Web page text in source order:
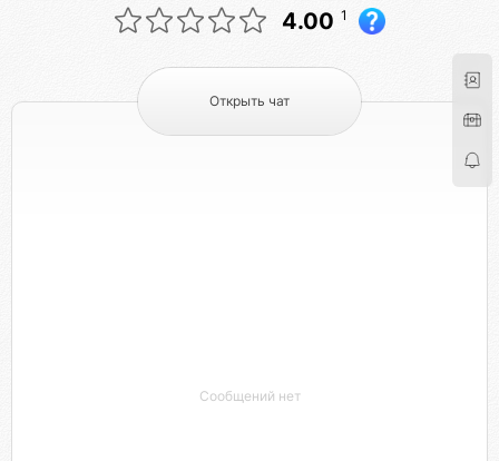
4.00 1
Открыть чат
Сообщений нет